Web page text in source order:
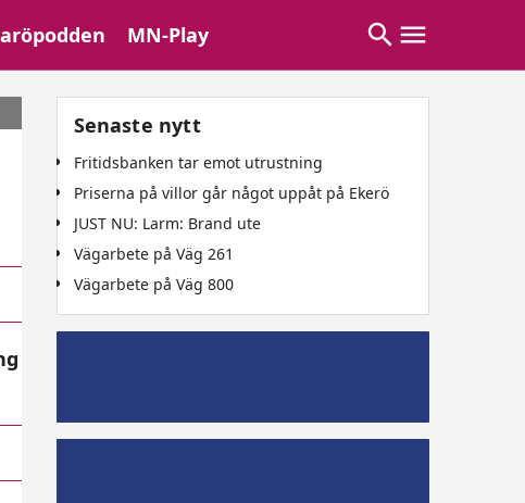
MN-Play
Senaste nytt
Fritidsbanken tar emot utrustning
Priserna på villor går något uppåt på Ekerö
JUST NU: Larm: Brand ute
Vägarbete på Väg 261
Vägarbete på Väg 800